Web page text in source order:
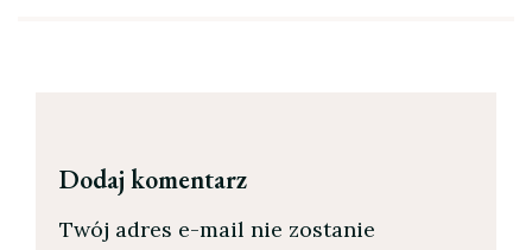
Dodaj komentarz
Twój adres e-mail nie zostanie